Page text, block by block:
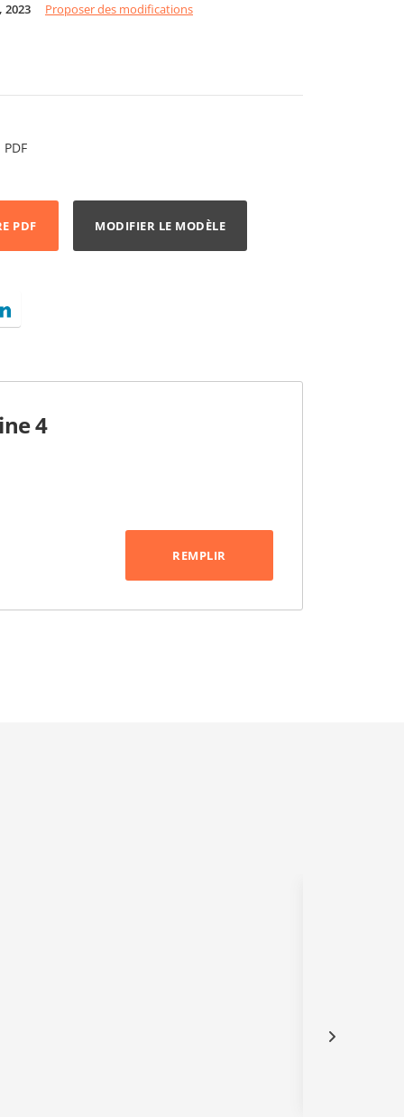
2023 Proposer des modifications
PDF
PDF MODIFIER LE MODÈLE
4
REMPLIR